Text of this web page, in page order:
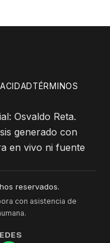
TÉRMINOS
Osvaldo Reta.
generado con
en vivo ni fuente
reservados.
con asistencia de